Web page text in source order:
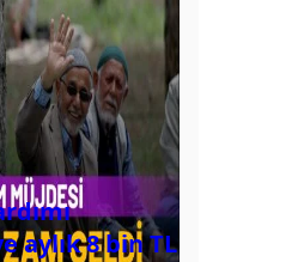
aylık 8 bin TL